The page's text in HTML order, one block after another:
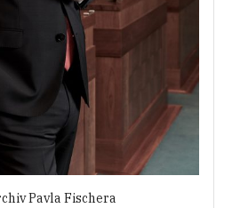
Pavla Fischera